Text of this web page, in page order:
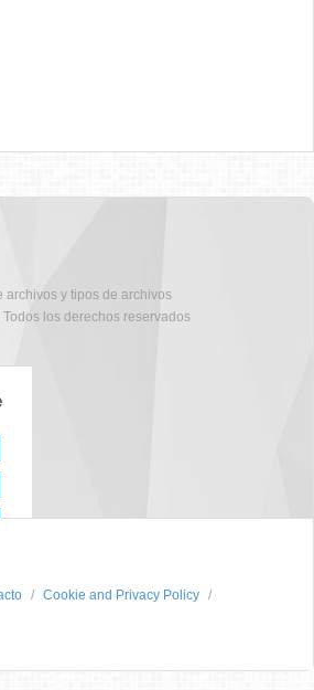
archivos y tipos de archivos
los derechos reservados
Cookie and Privacy Policy